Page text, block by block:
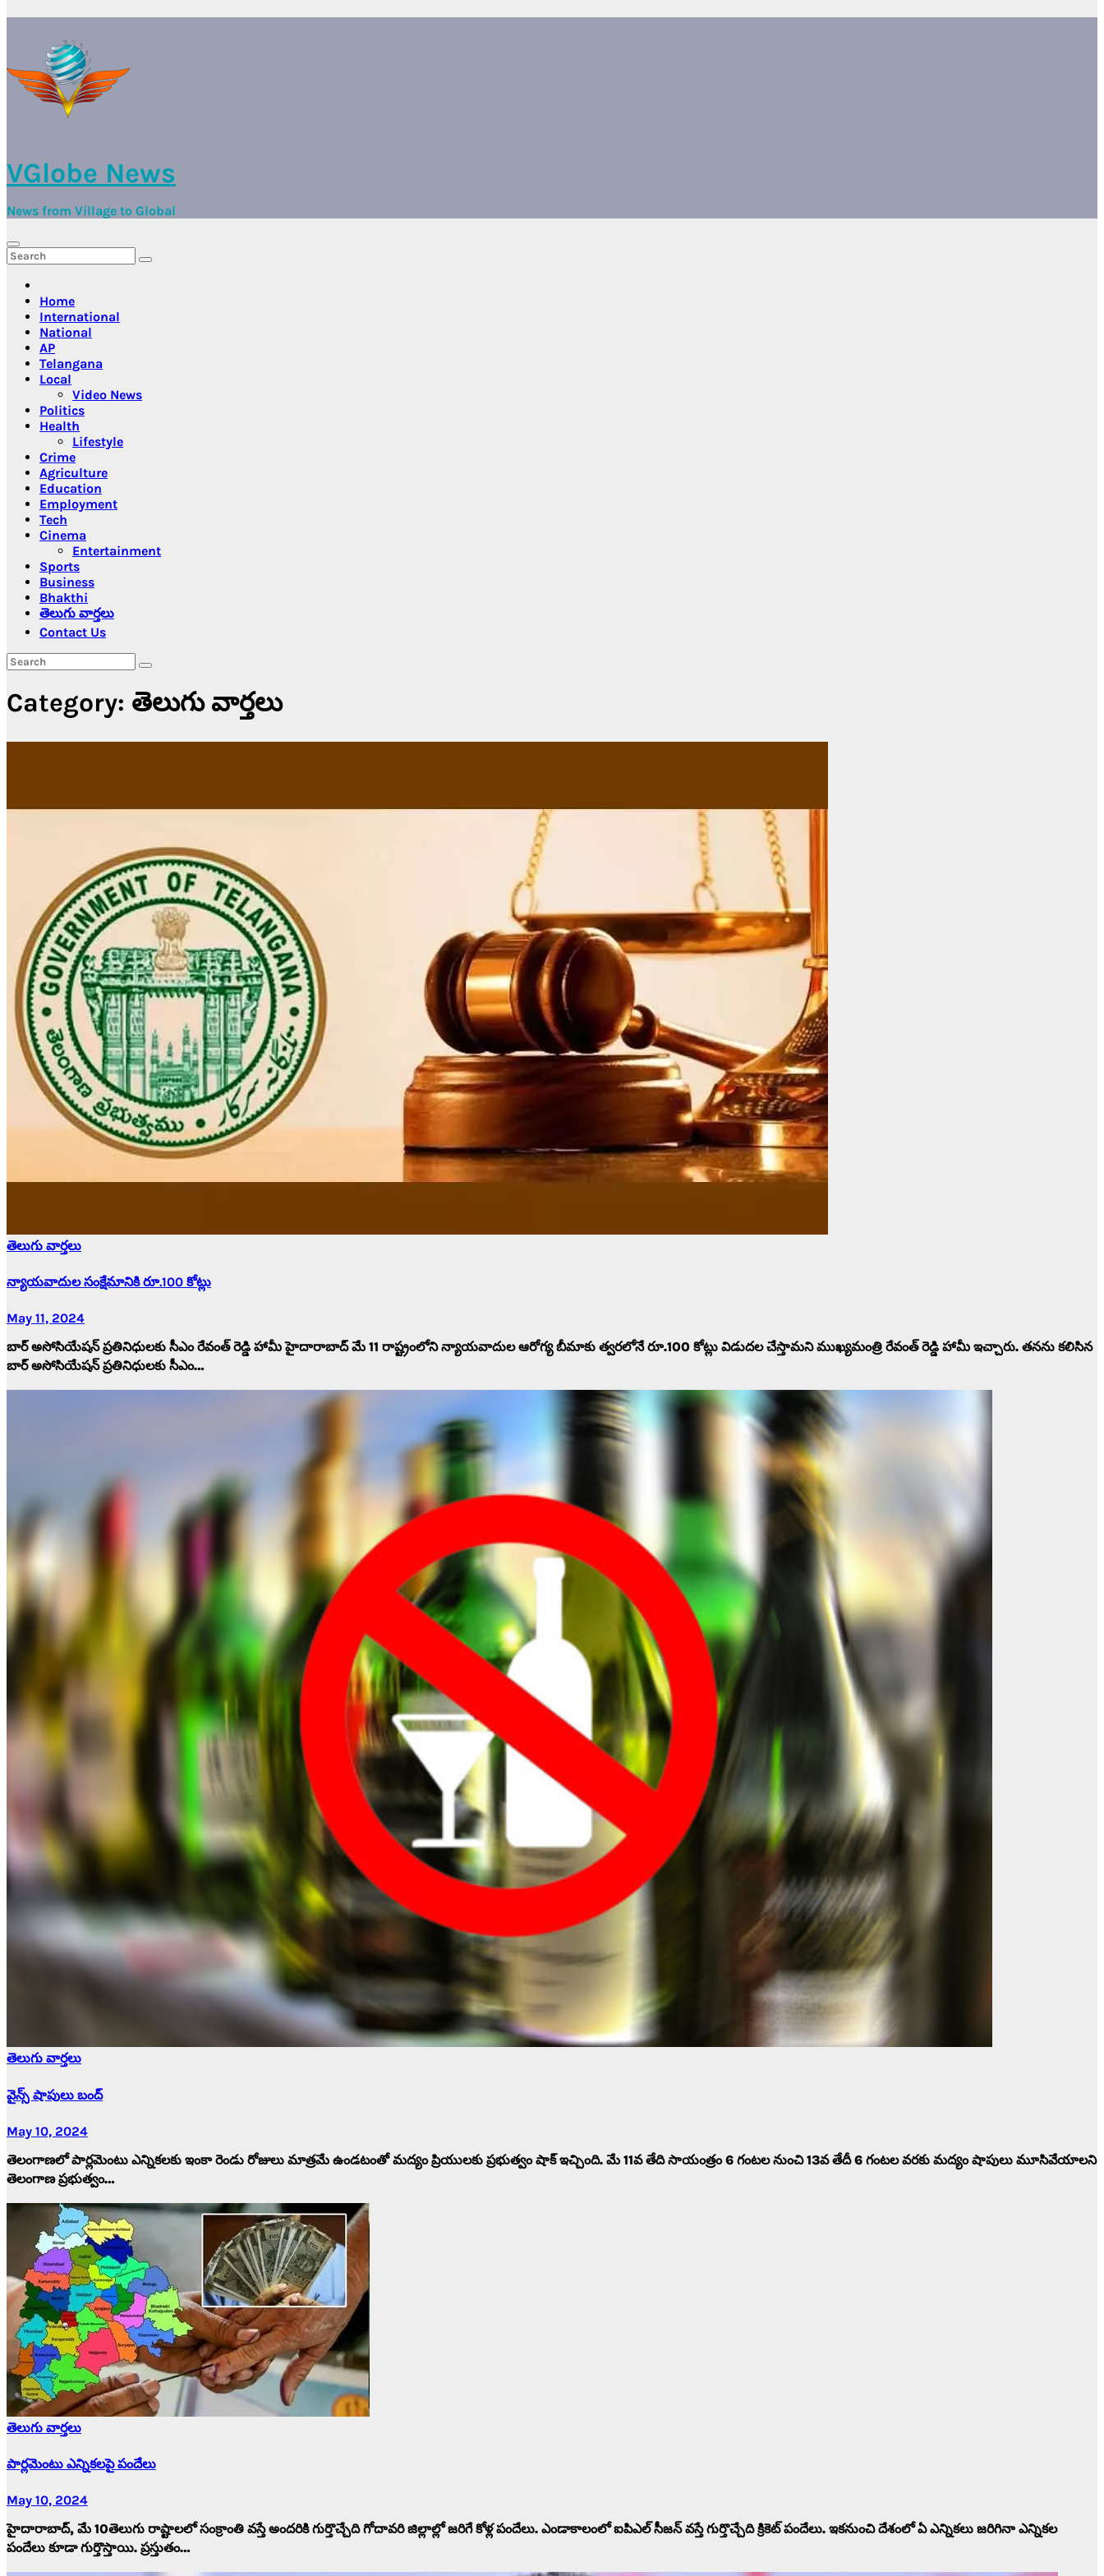
VGlobe News
News from Village to Global
Home
International
National
AP
Telangana
Local
Video News
Politics
Health
Lifestyle
Crime
Agriculture
Education
Employment
Tech
Cinema
Entertainment
Sports
Business
Bhakthi
తెలుగు వార్తలు
Contact Us
Category: తెలుగు వార్తలు
తెలుగు వార్తలు
న్యాయవాదుల సంక్షేమానికి రూ.100 కోట్లు
May 11, 2024
బార్ అసోసియేషన్ ప్రతినిధులకు సీఎం రేవంత్ రెడ్డి హామీ హైదారాబాద్ మే 11 రాష్ట్రంలోని న్యాయవాదుల ఆరోగ్య బీమాకు త్వరలోనే రూ.100 కోట్లు విడుదల చేస్తామని ముఖ్యమంత్రి రేవంత్ రెడ్డి హామీ ఇచ్చారు. తనను కలిసిన
బార్ అసోసియేషన్ ప్రతినిధులకు సీఎం…
తెలుగు వార్తలు
వైన్స్ షాపులు బంద్
May 10, 2024
తెలంగాణలో పార్లమెంటు ఎన్నికలకు ఇంకా రెండు రోజులు మాత్రమే ఉండటంతో మద్యం ప్రియులకు ప్రభుత్వం షాక్ ఇచ్చింది. మే 11వ తేది సాయంత్రం 6 గంటల నుంచి 13వ తేదీ 6 గంటల వరకు మద్యం షాపులు మూసివేయాలని
తెలంగాణ ప్రభుత్వం…
తెలుగు వార్తలు
పార్లమెంటు ఎన్నికలపై పందేలు
May 10, 2024
హైదారాబాద్, మే 10తెలుగు రాష్టాలలో సంక్రాంతి వస్తే అందరికి గుర్తొచ్చేది గోదావరి జిల్లాల్లో జరిగే కోళ్ల పందేలు. ఎండాకాలంలో ఐపిఎల్ సీజన్ వస్తే గుర్తొచ్చేది క్రికెట్ పందేలు. ఇకనుంచి దేశంలో ఏ ఎన్నికలు జరిగినా ఎన్నికల
పందేలు కూడా గుర్తొస్తాయి. ప్రస్తుతం…